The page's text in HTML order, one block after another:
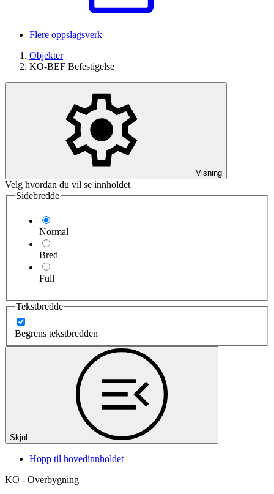
Flere oppslagsverk
Objekter
KO-BEF Befestigelse
Visning
Velg hvordan du vil se innholdet
Sidebredde
Normal
Bred
Full
Tekstbredde
Begrens tekstbredden
Skjul
Hopp til hovedinnholdet
KO - Overbygning